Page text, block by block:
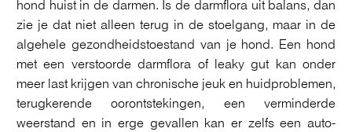
hond huist in de darmen. Is de darmflora uit balans, dan
zie je dat niet alleen terug in de stoelgang, maar in de
algehele gezondheidstoestand van je hond. Een hond
met een verstoorde darmflora of leaky gut kan onder
meer last krijgen van chronische jeuk en huidproblemen,
terugkerende oorontstekingen, een verminderde
weerstand en in erge gevallen kan er zelfs een auto-